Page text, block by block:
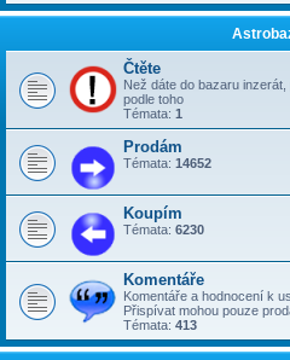
Čtěte
Než dáte do bazaru
podle toho
Témata: 1
Prodám
Témata: 14652
Koupím
Témata: 6230
Komentáře
Komentáře a hodnocení k
Přispívat mohou pouze
Témata: 413